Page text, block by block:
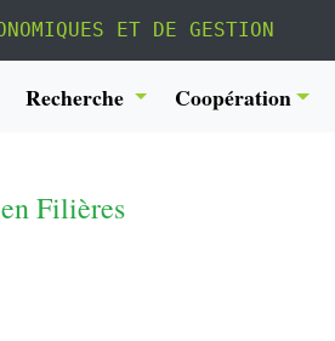
ET DE GESTION
Recherche Coopération
Filières